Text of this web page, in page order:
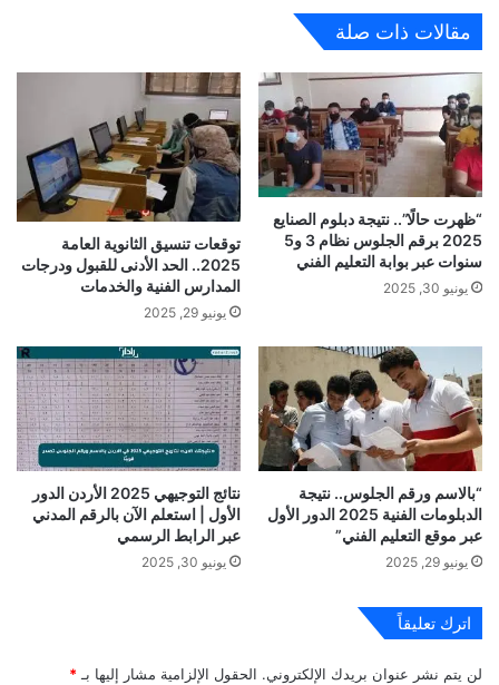
مقالات ذات صلة
“ظهرت حالًا”.. نتيجة دبلوم الصنايع
2025 برقم الجلوس نظام 3 و5
سنوات عبر بوابة التعليم الفني
يونيو 30, 2025
توقعات تنسيق الثانوية العامة
2025.. الحد الأدنى للقبول ودرجات
المدارس الفنية والخدمات
يونيو 29, 2025
“بالاسم ورقم الجلوس.. نتيجة
الدبلومات الفنية 2025 الدور الأول
عبر موقع التعليم الفني”
يونيو 29, 2025
نتائج التوجيهي 2025 الأردن الدور
الأول | استعلم الآن بالرقم المدني
عبر الرابط الرسمي
يونيو 30, 2025
اترك تعليقاً
لن يتم نشر عنوان بريدك الإلكتروني. الحقول الإلزامية مشار إليها بـ *